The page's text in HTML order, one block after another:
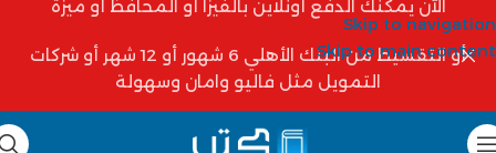
Skip to navigation
Skip to main content
الآن يمكنك الدفع أونلاين بالفيزا أو المحافظ أو ميزة
أو التقسيط من البنك الأهلي 6 شهور أو 12 شهر أو شركات
التمويل مثل فاليو وامان وسهولة